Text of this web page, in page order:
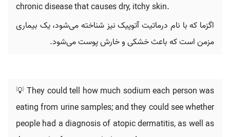
chronic disease that causes dry, itchy skin.
اگزما که با نام درماتیت آتوپیک نیز شناخته می‌شود، یک بیماری
مزمن است که باعث خشکی و خارش پوست می‌شود.
💡 They could tell how much sodium each person was
eating from urine samples; and they could see whether
people had a diagnosis of atopic dermatitis, as well as